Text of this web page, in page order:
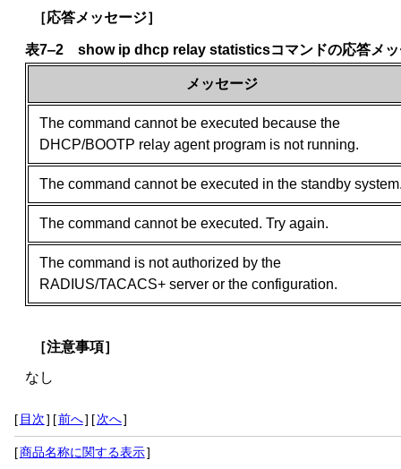
［応答メッセージ］
表7‒2 show ip dhcp relay statisticsコマンドの応答メッ
メッセージ
The command cannot be executed because the
DHCP/BOOTP relay agent program is not running.
The command cannot be executed in the standby
The command cannot be executed. Try again.
The command is not authorized by the
RADIUS/TACACS+ server or the configuration.
［注意事項］
なし
[ 目次] [前へ] [次へ]
[商品名称に関する表示]